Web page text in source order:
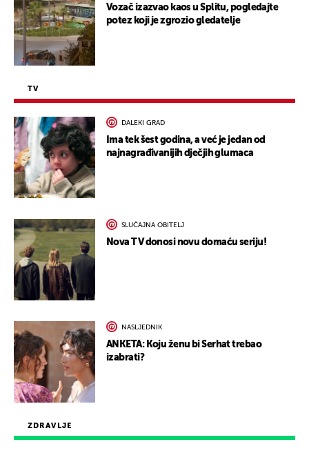
ZDRAVLJE
Vozač izazvao kaos u Splitu, pogledajte
potez koji je zgrozio gledatelje
TV
DALEKI GRAD
Ima tek šest godina, a već je jedan od
najnagrađivanijih dječjih glumaca
SLUČAJNA OBITELJ
Nova TV donosi novu domaću seriju!
NASLJEDNIK
ANKETA: Koju ženu bi Serhat trebao
izabrati?